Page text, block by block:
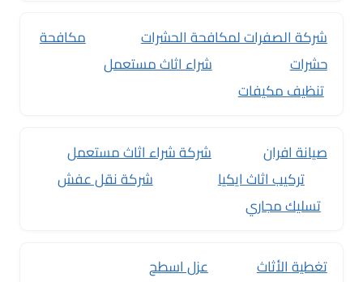
شركة الصفرات لمكافحة الحشرات
مكافحة
حشرات
شراء اثاث مستعمل
تنظيف مكيفات
صيانة افران
شركة شراء اثاث مستعمل
تركيب اثاث ايكيا
شركة نقل عفش
تسليك مجاري
تغطية الأثاث عزل اسطح